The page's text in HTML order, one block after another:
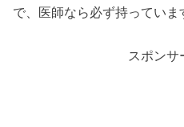
で、医師なら必ず持っていま
スポンサ